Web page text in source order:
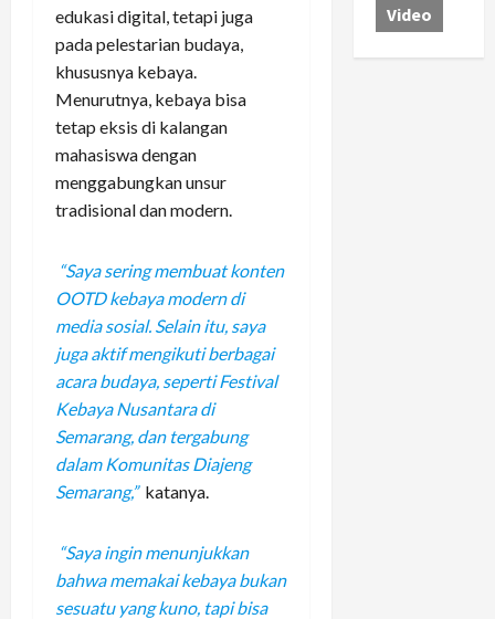
edukasi digital, tetapi juga
pada pelestarian budaya,
khususnya kebaya.
Menurutnya, kebaya bisa
tetap eksis di kalangan
mahasiswa dengan
menggabungkan unsur
tradisional dan modern.
“Saya sering membuat konten
OOTD kebaya modern di
media sosial. Selain itu, saya
juga aktif mengikuti berbagai
acara budaya, seperti Festival
Kebaya Nusantara di
Semarang, dan tergabung
dalam Komunitas Diajeng
Semarang,” katanya.
“Saya ingin menunjukkan
bahwa memakai kebaya bukan
sesuatu yang kuno, tapi bisa
Video